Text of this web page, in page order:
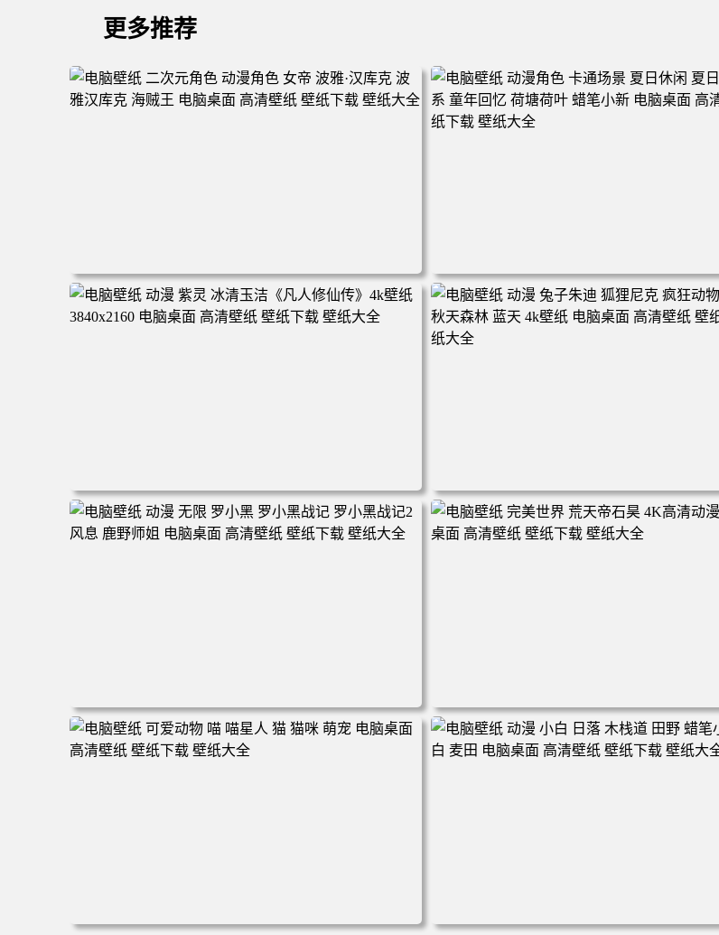
更多推荐
电脑壁纸 二次元角色 动漫角色 女帝 波雅·汉库克 波雅汉库
克 海贼王 电脑桌面 高清壁纸 壁纸下载 壁纸大全
电脑壁纸 动漫角色 卡通场景 夏日休闲 夏日壁纸
年回忆 荷塘荷叶 蜡笔小新 电脑桌面 高清壁纸 壁
纸大全
电脑壁纸 动漫 紫灵 冰清玉洁《凡人修仙传》4k壁纸 3840x2
160 电脑桌面 高清壁纸 壁纸下载 壁纸大全
电脑壁纸 动漫 兔子朱迪 狐狸尼克 疯狂动物城 秋
林 蓝天 4k壁纸 电脑桌面 高清壁纸 壁纸下载 壁纸
电脑壁纸 动漫 无限 罗小黑 罗小黑战记 罗小黑战记2 风息
鹿野师姐 电脑桌面 高清壁纸 壁纸下载 壁纸大全
电脑壁纸 完美世界 荒天帝石昊 4K高清动漫壁纸
高清壁纸 壁纸下载 壁纸大全